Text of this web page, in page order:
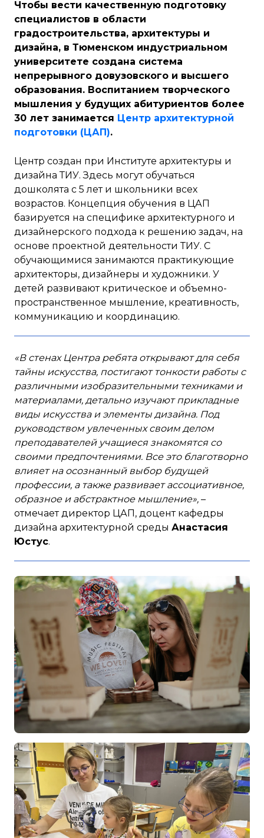
Чтобы вести качественную подготовку
специалистов в области
градостроительства, архитектуры и
дизайна, в Тюменском индустриальном
университете создана система
непрерывного довузовского и высшего
образования. Воспитанием творческого
мышления у будущих абитуриентов более
30 лет занимается Центр архитектурной
подготовки (ЦАП).
Центр создан при Институте архитектуры и
дизайна ТИУ. Здесь могут обучаться
дошколята с 5 лет и школьники всех
возрастов. Концепция обучения в ЦАП
базируется на специфике архитектурного и
дизайнерского подхода к решению задач, на
основе проектной деятельности ТИУ. С
обучающимися занимаются практикующие
архитекторы, дизайнеры и художники. У
детей развивают критическое и объемно-
пространственное мышление, креативность,
коммуникацию и координацию.
«В стенах Центра ребята открывают для себя
тайны искусства, постигают тонкости работы с
различными изобразительными техниками и
материалами, детально изучают прикладные
виды искусства и элементы дизайна. Под
руководством увлеченных своим делом
преподавателей учащиеся знакомятся со
своими предпочтениями. Все это благотворно
влияет на осознанный выбор будущей
профессии, а также развивает ассоциативное,
образное и абстрактное мышление», –
отмечает директор ЦАП, доцент кафедры
дизайна архитектурной среды Анастасия
Юстус.